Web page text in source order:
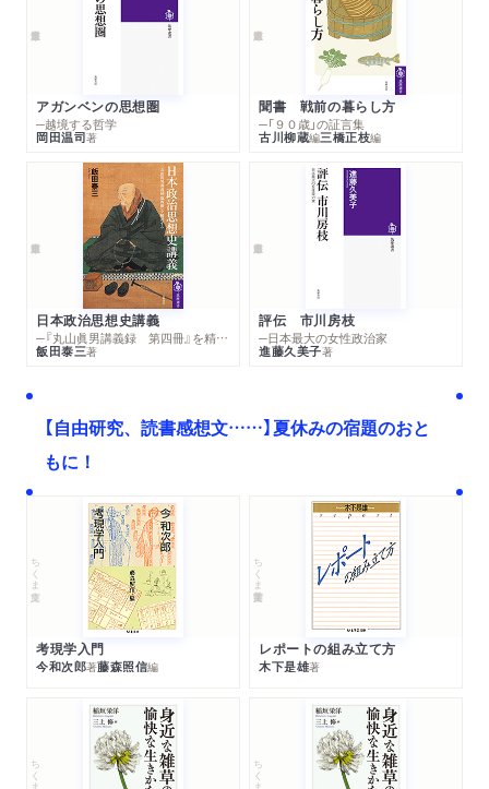
６ シカゴのニューバウハウスと瀧口修造の交流
７ ソラリゼーション――小石清『撮影・作画の新技法』
８ モード写真――エドワード・スタイケン、セシル・ビート
ンの遠い背中を追いかけて
第八章 対外宣伝誌──欧米各国との報道写真の競争
１ 日中戦争の勃発、国策に沿う写真とは何か
２ 報道写真という言葉の誕生、対外宣伝写真の虚実
３ 報道写真に何を求めるか
４ ヨーロッパの対外宣伝誌――ドイツ・ソビエト・イタリア
５ 名取洋之助が日本工房から『NIPPON』を創刊する
６ 満洲の開拓地に入った渡邊勉、『フォトタイムス』の「大陸
特輯号」
８ ナチスドイツの報道中隊と写真界の新体制
９ 七・七禁令、日本報道写真家協会、『フォトタイムス』の終
第九章 「大東亜戦争」下の写真の到達点──視界から読者が消え
１ 国策雑誌『報道写真』の創刊、東南アジアに向けられる視線
２ ヨーロッパの第二次世界大戦と、プロパガンダの戦い
３ 写真は「大東亜戦争」で「思想戦」を要請された
４ 東方社の『FRONT』と日本報道写真協会の結成
５ 対外宣伝工作、「東亜共栄圏」、大日本写真報国会
主要参考文献
アガンベンの思想圏
─越境する哲学
岡田温司著
聞書 戦前の暮らし方
─「９０歳」の証言集
古川柳蔵編三橋正枝編
日本政治思想史講義
─『丸山眞男講義録 第四冊』を精読する
飯田泰三著
評伝 市川房枝
─日本最大の女性政治家
進藤久美子著
【自由研究、読書感想文……】夏休みの宿題のおと
もに！
ちくま文庫
考現学入門
今和次郎著藤森照信編
ちくま学芸文庫
レポートの組み立て方
木下是雄著
ちくま文庫 ちくま文庫